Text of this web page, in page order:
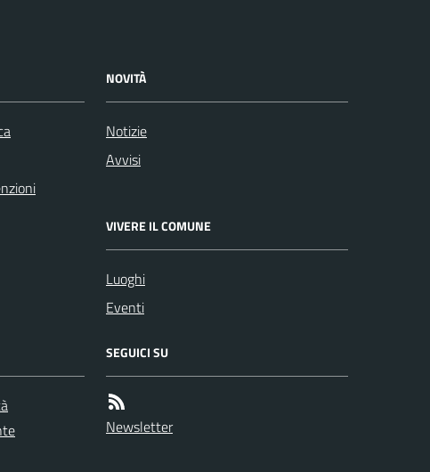
NOVITÀ
Notizie
Avvisi
VIVERE IL COMUNE
Luoghi
Eventi
SEGUICI SU
Newsletter